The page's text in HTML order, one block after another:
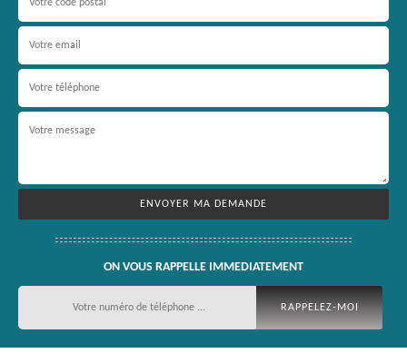
ON VOUS RAPPELLE IMMEDIATEMENT